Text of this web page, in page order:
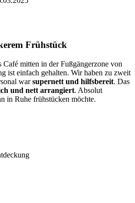
Frühstück
Café mitten in der Fußgängerzone von
ist einfach gehalten. Wir haben zu zweit
warsupernett und hilfsbereit. Das
und nett arrangiert. Absolut
in Ruhe frühstücken möchte.